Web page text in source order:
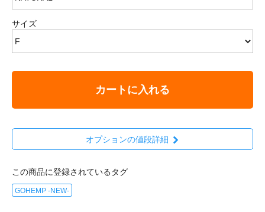
サイズ
カートに入れる
オプションの値段詳細
この商品に登録されているタグ
GOHEMP -NEW-